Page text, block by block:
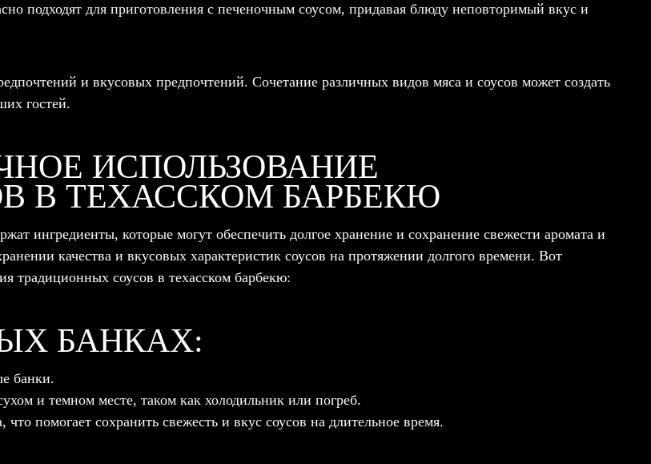
подходят для приготовления с печеночным соусом, придавая блюду неповторимый вкус и
и вкусовых предпочтений. Сочетание различных видов мяса и соусов может создать
гостей.
ИСПОЛЬЗОВАНИЕ
В ТЕХАССКОМ БАРБЕКЮ
ингредиенты, которые могут обеспечить долгое хранение и сохранение свежести аромата и
качества и вкусовых характеристик соусов на протяжении долгого времени. Вот
традиционных соусов в техасском барбекю:
БАНКАХ:
банки.
и темном месте, таком как холодильник или погреб.
помогает сохранить свежесть и вкус соусов на длительное время.